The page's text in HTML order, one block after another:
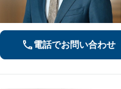
電話でお問い合わせ